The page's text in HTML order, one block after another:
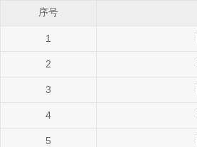
序号
1
2
3
4
5